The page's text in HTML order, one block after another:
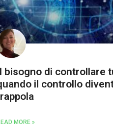
bisogno di controllare
il controllo
MORE »